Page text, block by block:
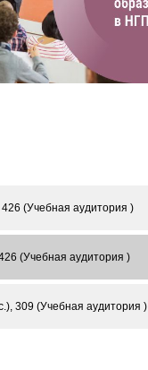
(Учебная аудитория )
(Учебная аудитория )
309 (Учебная аудитория )